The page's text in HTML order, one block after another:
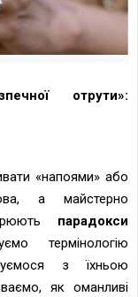
отрути»:
«напоями» або
а майстерно
парадокси
термінологію
з їхньою
як оманливі